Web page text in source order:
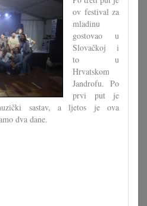
ov festival za
mladinu
gostovao u
Slovačkoj i
to u
Hrvatskom
Jandrofu. Po
prvi put je
sastav, a ljetos je ova
dva dane.